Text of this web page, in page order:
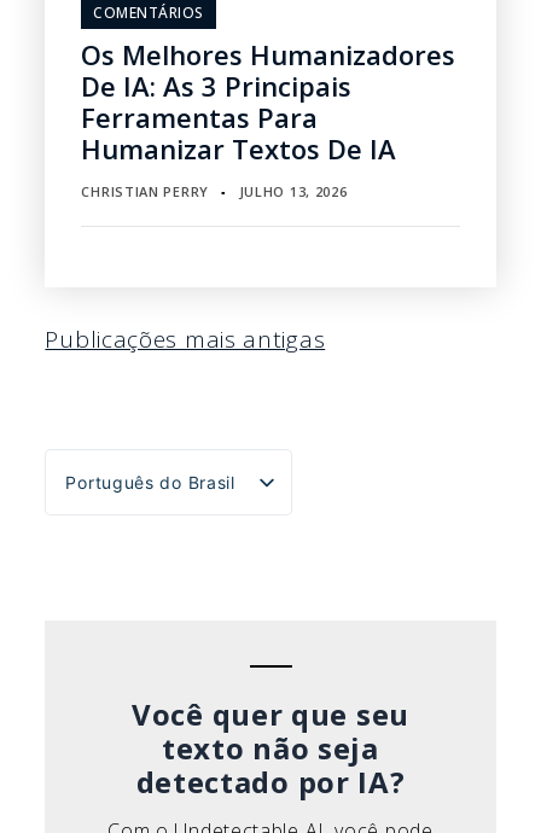
COMENTÁRIOS
Os Melhores Humanizadores
De IA: As 3 Principais
Ferramentas Para
Humanizar Textos De IA
CHRISTIAN PERRY ▪ JULHO 13, 2026
Navegação
posts
Publicações mais antigas
Português do Brasil
English
Você quer que seu
texto não seja
detectado por IA?